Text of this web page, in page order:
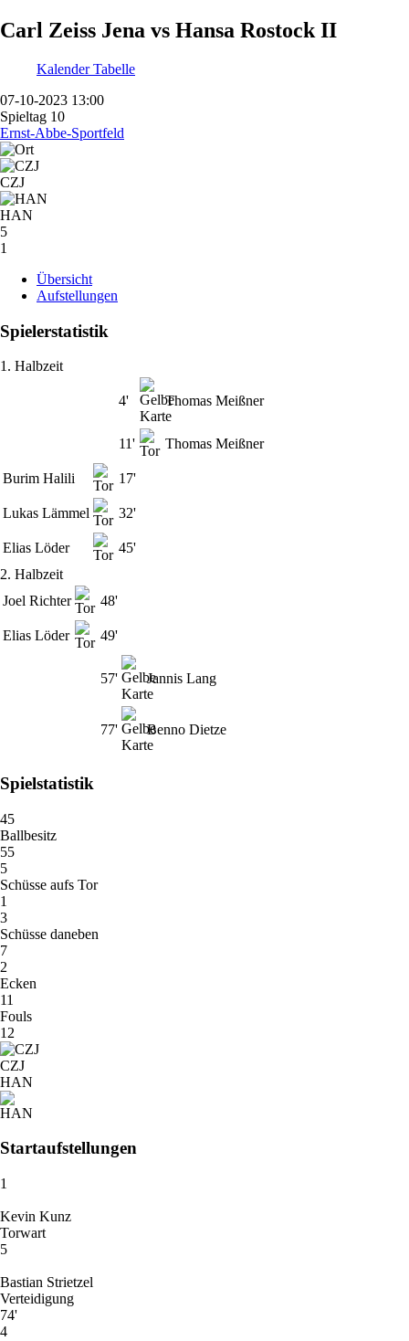
Carl Zeiss Jena vs Hansa Rostock II
KalenderTabelle
07-10-2023 13:00
Spieltag 10
Ernst-Abbe-Sportfeld
CZJ
HAN
5
1
Übersicht
Aufstellungen
Spielerstatistik
1. Halbzeit
4' Thomas Meißner
11' Thomas Meißner
Burim Halili 17'
Lukas Lämmel 32'
Elias Löder
45'
2. Halbzeit
Joel Richter
48'
Elias Löder 49'
57' Jannis Lang
77' Benno Dietze
Spielstatistik
45
Ballbesitz
55
5
Schüsse aufs Tor
1
3
Schüsse daneben
7
2
Ecken
11
Fouls
12
CZJ
HAN
Startaufstellungen
1
Kevin Kunz
Torwart
5
Bastian Strietzel
Verteidigung
74'
4